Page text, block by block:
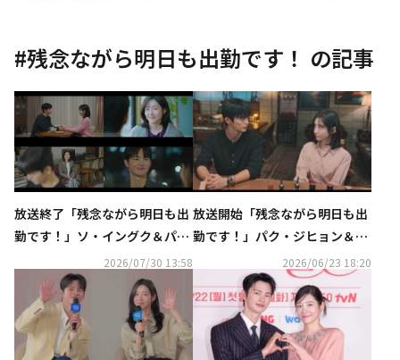
#残念ながら明日も出勤です！ の記事
放送終了「残念ながら明日も出
勤です！」ソ・イングク＆パ
ク・ジヒョン、愛と仕事の行方
は？【ネタバレあり】
2026/07/30 13:58
放送開始「残念ながら明日も出
勤です！」パク・ジヒョン＆
ソ・イングクのドキドキ恋愛が
スタート【ネタバレあり】
2026/06/23 18:20